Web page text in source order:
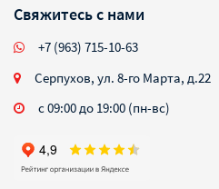
Свяжитесь с нами
+7 (963) 715-10-63
Серпухов, ул. 8-го Марта, д.22
с 09:00 до 19:00 (пн-вс)